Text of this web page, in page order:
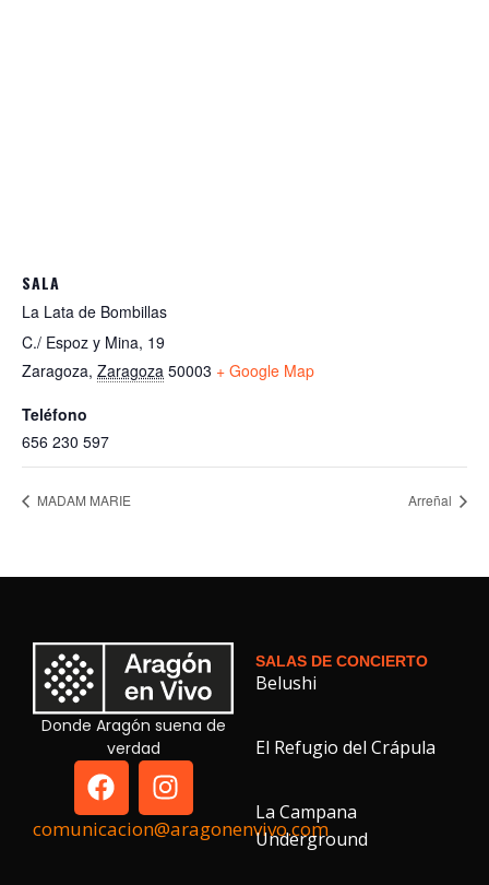
SALA
La Lata de Bombillas
C./ Espoz y Mina, 19
Zaragoza, Zaragoza 50003 + Google Map
Teléfono
656 230 597
MADAM MARIE Arreñal
Donde Aragón suena de
verdad
comunicacion@aragonenvivo.com
SALAS DE CONCIERTO
Belushi
El Refugio del Crápula
La Campana
Underground